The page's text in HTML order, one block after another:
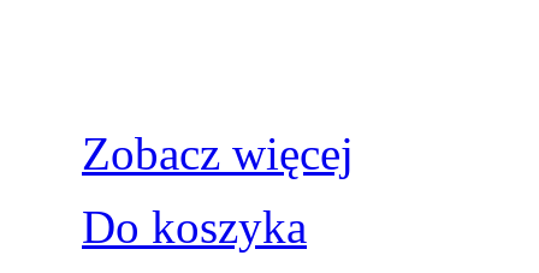
Zobacz więcej
Do koszyka